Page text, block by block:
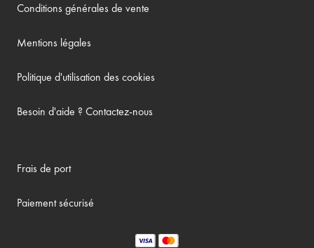
Conditions générales de vente
Mentions légales
Politique d'utilisation des cookies
Besoin d'aide ? Contactez-nous
Frais de port
Paiement sécurisé